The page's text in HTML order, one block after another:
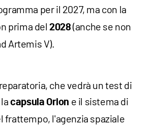
per il 2027, ma con la
prima del2028 (anche se non
Artemis V).
che vedrà un test di
lacapsula Orion e il sistema di
frattempo, l'agenzia spaziale